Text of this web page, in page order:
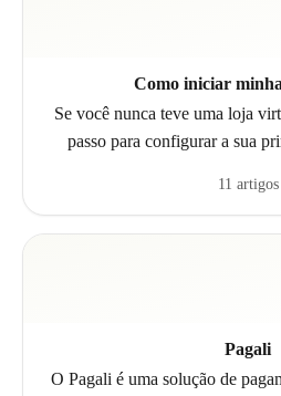
Como iniciar
Se você nunca teve uma loja
passo para configurar a sua
11 artigos
Pagali
O Pagali é uma solução de